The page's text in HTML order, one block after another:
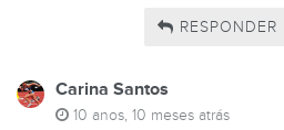
RESPONDER
Carina Santos
10 anos, 10 meses atrás